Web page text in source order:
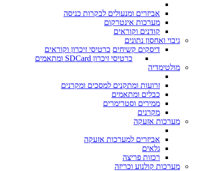
אביזרים ומנעולים לבקרות כניסה
מערכות אינטרקום
קודנים וקוראים
גיבוי ואחסון נתונים
דיסקים קשיחים כרטיסי זיכרון וקוראים
כרטיסי זיכרון SDCard ומתאמים
מולטימדיה
זרועות ומתקנים למסכים ומקרנים
כבלים ומתאמים
ממירים וסטרימרים
מקרנים
מערכות אזעקה
אביזרים למערכות אזעקה
גלאים
רכזות פריצה
מערכות קולנוע וכריזה